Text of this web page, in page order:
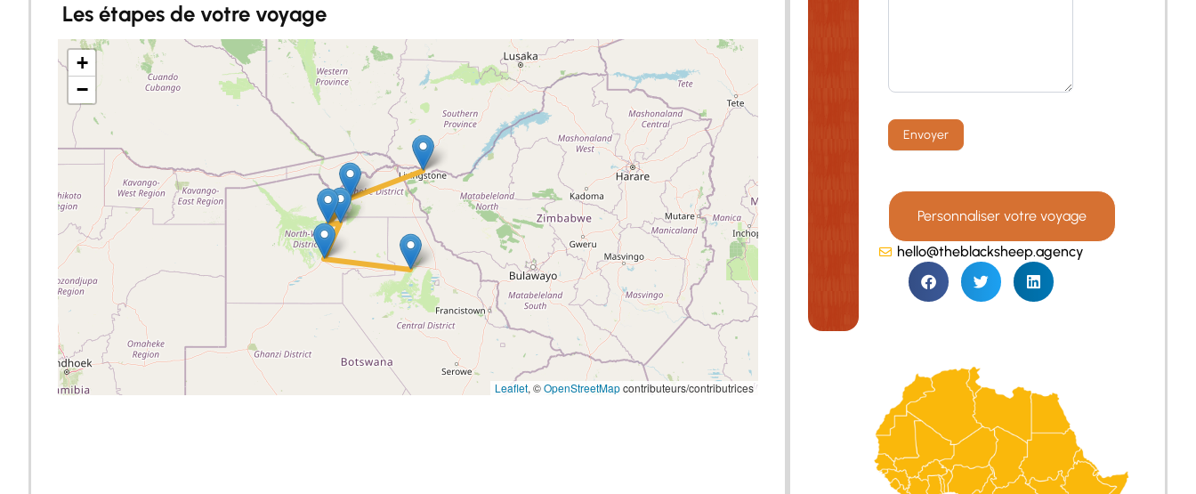
Les étapes de votre voyage
+
−
Leaflet, ©OpenStreetMapcontributeurs/contributrices
Envoyer
Personnaliser votre voyage
hello@theblacksheep.agency